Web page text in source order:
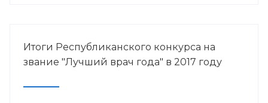
Итоги Республиканского конкурса на
звание "Лучший врач года" в 2017 году